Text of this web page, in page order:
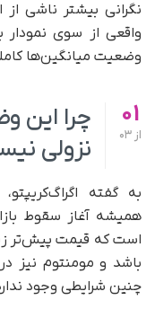
نگرانی بیشتر ناشی
واقعی از سوی نمودار
وضعیت میانگین‌ها
01
از
چرا این
نزولی
به‌ گفته
همیشه آغاز سقوط
باشد و مومنتوم نیز
چنین شرایطی وجود